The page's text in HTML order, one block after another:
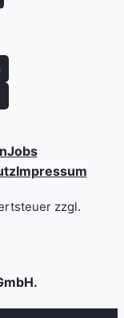
Jobs
Impressum
zzgl.